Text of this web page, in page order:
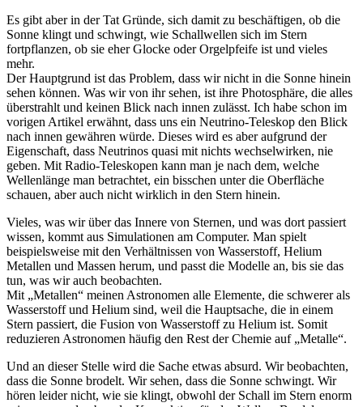
Es gibt aber in der Tat Gründe, sich damit zu beschäftigen, ob die
Sonne klingt und schwingt, wie Schallwellen sich im Stern
fortpflanzen, ob sie eher Glocke oder Orgelpfeife ist und vieles
mehr.
Der Hauptgrund ist das Problem, dass wir nicht in die Sonne hinein
sehen können. Was wir von ihr sehen, ist ihre Photosphäre, die alles
überstrahlt und keinen Blick nach innen zulässt. Ich habe schon im
vorigen Artikel erwähnt, dass uns ein Neutrino-Teleskop den Blick
nach innen gewähren würde. Dieses wird es aber aufgrund der
Eigenschaft, dass Neutrinos quasi mit nichts wechselwirken, nie
geben. Mit Radio-Teleskopen kann man je nach dem, welche
Wellenlänge man betrachtet, ein bisschen unter die Oberfläche
schauen, aber auch nicht wirklich in den Stern hinein.
Vieles, was wir über das Innere von Sternen, und was dort passiert
wissen, kommt aus Simulationen am Computer. Man spielt
beispielsweise mit den Verhältnissen von Wasserstoff, Helium
Metallen und Massen herum, und passt die Modelle an, bis sie das
tun, was wir auch beobachten.
Mit „Metallen“ meinen Astronomen alle Elemente, die schwerer als
Wasserstoff und Helium sind, weil die Hauptsache, die in einem
Stern passiert, die Fusion von Wasserstoff zu Helium ist. Somit
reduzieren Astronomen häufig den Rest der Chemie auf „Metalle“.
Und an dieser Stelle wird die Sache etwas absurd. Wir beobachten,
dass die Sonne brodelt. Wir sehen, dass die Sonne schwingt. Wir
hören leider nicht, wie sie klingt, obwohl der Schall im Stern enorm